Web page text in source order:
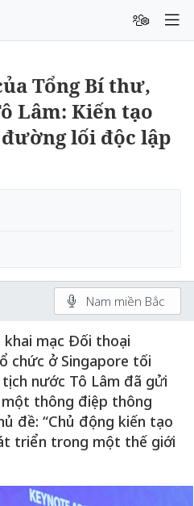
Tổng Bí thư,
Lâm: Kiến tạo
lối độc lập
Nam miền Bắc
mạc Đối thoại
chức ở Singapore tối
nước Tô Lâm đã gửi
thông điệp thông
đề: “Chủ động kiến tạo
triển trong một thế giới